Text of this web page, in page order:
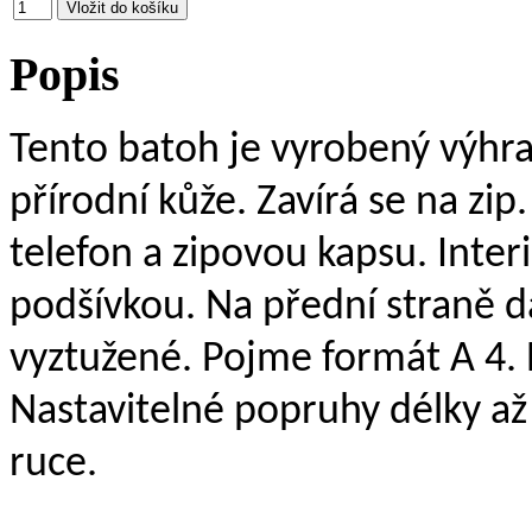
Popis
Tento batoh je vyrobený
přírodní kůže. Zavírá se na
telefon a zipovou kapsu.
podšívkou. Na přední straně
vyztužené. Pojme formát A
Nastavitelné popruhy délky
ruce.